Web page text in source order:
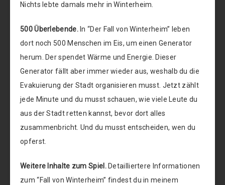
Nichts lebte damals mehr in Winterheim.
500 Überlebende.In “Der Fall von Winterheim” leben
dort noch 500 Menschen im Eis, um einen Generator
herum. Der spendet Wärme und Energie. Dieser
Generator fällt aber immer wieder aus, weshalb du die
Evakuierung der Stadt organisieren musst. Jetzt zählt
jede Minute und du musst schauen, wie viele Leute du
aus der Stadt retten kannst, bevor dort alles
zusammenbricht. Und du musst entscheiden, wen du
opferst.
Weitere Inhalte zum Spiel. Detailliertere Informationen
zum “Fall von Winterheim” findest du in meinem